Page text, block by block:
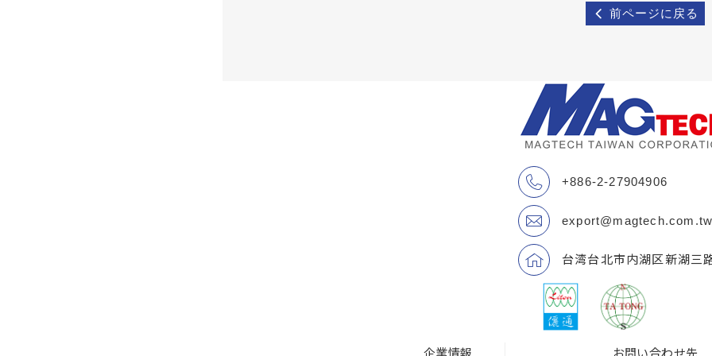
前ページに戻る
+886-2-27904906
export@magtech.com.tw
台湾台北市内湖区新湖三